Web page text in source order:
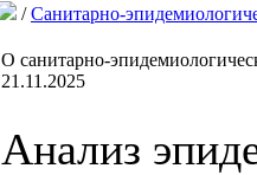
/Санитарно-
О санитарно-
21.11.2025
Анализ